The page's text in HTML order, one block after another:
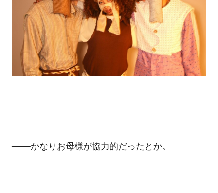
───かなりお母様が協力的だったとか。